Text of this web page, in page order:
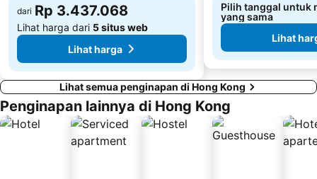
dari Rp 3.437.068
Lihat harga dari 5 situs web
Lihat harga
Pilih tanggal untuk
yang sama
Lihat
Lihat semua penginapan di Hong Kong
Penginapan lainnya di Hong Kong